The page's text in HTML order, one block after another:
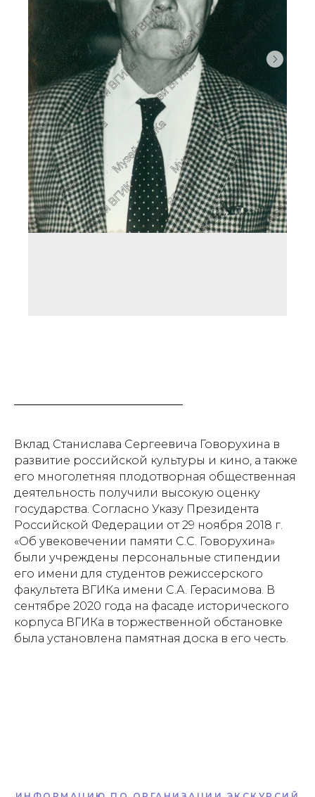
Вклад Станислава Сергеевича Говорухина в
развитие российской культуры и кино, а также
его многолетняя плодотворная общественная
деятельность получили высокую оценку
государства. Согласно Указу Президента
Российской Федерации от 29 ноября 2018 г.
«Об увековечении памяти С.С. Говорухина»
были учреждены персональные стипендии
его имени для студентов режиссерского
факультета ВГИКа имени С.А. Герасимова. В
сентябре 2020 года на фасаде исторического
корпуса ВГИКа в торжественной обстановке
была установлена памятная доска в его честь.